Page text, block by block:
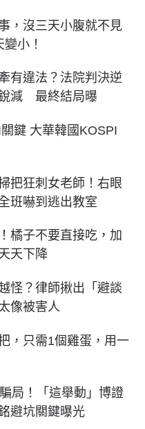
，沒三天小腹就不見
小！
有違法？法院判決逆
減 最終結局曝
鍵 大華韓國KOSPI
把狂刺女老師！右眼
班嚇到逃出教室
橘子不要直接吃，加
天下降
怪？律師揪出「避談
像被害人
，只需1個雞蛋，用一
局！「這舉動」博證
避坑關鍵曝光